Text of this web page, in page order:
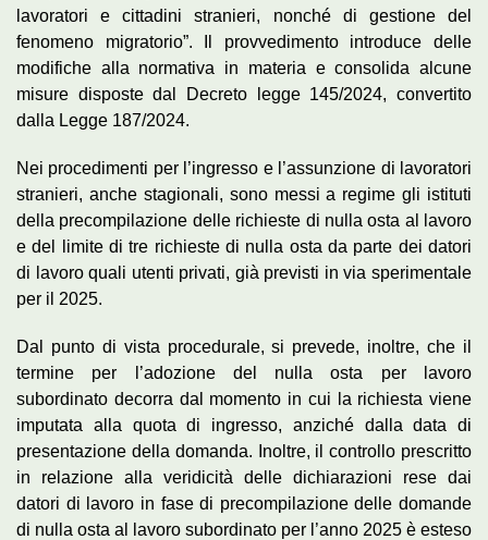
lavoratori e cittadini stranieri, nonché di gestione del
fenomeno migratorio”. Il provvedimento introduce delle
modifiche alla normativa in materia e consolida alcune
misure disposte dal Decreto legge 145/2024, convertito
dalla Legge 187/2024.
Nei procedimenti per l’ingresso e l’assunzione di lavoratori
stranieri, anche stagionali, sono messi a regime gli istituti
della precompilazione delle richieste di nulla osta al lavoro
e del limite di tre richieste di nulla osta da parte dei datori
di lavoro quali utenti privati, già previsti in via sperimentale
per il 2025.
Dal punto di vista procedurale, si prevede, inoltre, che il
termine per l’adozione del nulla osta per lavoro
subordinato decorra dal momento in cui la richiesta viene
imputata alla quota di ingresso, anziché dalla data di
presentazione della domanda. Inoltre, il controllo prescritto
in relazione alla veridicità delle dichiarazioni rese dai
datori di lavoro in fase di precompilazione delle domande
di nulla osta al lavoro subordinato per l’anno 2025 è esteso